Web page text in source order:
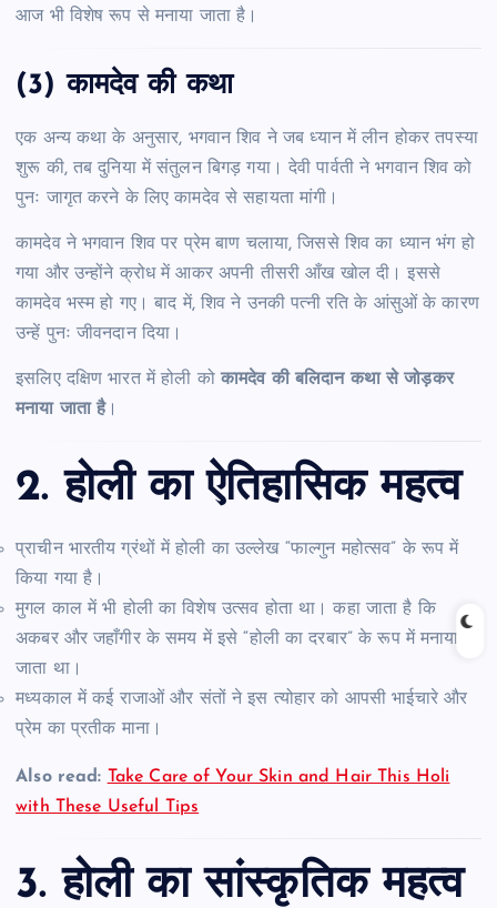
आज भी विशेष रूप से मनाया जाता है।
(3) कामदेव की कथा
एक अन्य कथा के अनुसार, भगवान शिव ने जब ध्यान में लीन होकर तपस्या
शुरू की, तब दुनिया में संतुलन बिगड़ गया। देवी पार्वती ने भगवान शिव को
पुनः जागृत करने के लिए कामदेव से सहायता मांगी।
कामदेव ने भगवान शिव पर प्रेम बाण चलाया, जिससे शिव का ध्यान भंग हो
गया और उन्होंने क्रोध में आकर अपनी तीसरी आँख खोल दी। इससे
कामदेव भस्म हो गए। बाद में, शिव ने उनकी पत्नी रति के आंसुओं के कारण
उन्हें पुनः जीवनदान दिया।
इसलिए दक्षिण भारत में होली को कामदेव की बलिदान कथा से जोड़कर
मनाया जाता है।
2. होली का ऐतिहासिक महत्व
प्राचीन भारतीय ग्रंथों में होली का उल्लेख “फाल्गुन महोत्सव” के रूप में
किया गया है।
मुगल काल में भी होली का विशेष उत्सव होता था। कहा जाता है कि
अकबर और जहाँगीर के समय में इसे “होली का दरबार” के रूप में मनाया
जाता था।
मध्यकाल में कई राजाओं और संतों ने इस त्योहार को आपसी भाईचारे और
प्रेम का प्रतीक माना।
Also read: Take Care of Your Skin and Hair This Holi
with These Useful Tips
3. होली का सांस्कृतिक महत्व